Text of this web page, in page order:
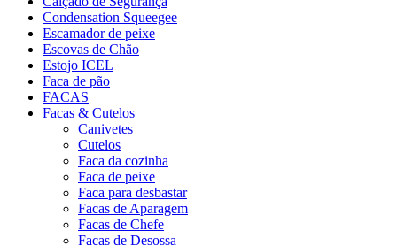
Condensation Squeegee
Escamador de peixe
Escovas de Chão
Estojo ICEL
Faca de pão
FACAS
Facas & Cutelos
Canivetes
Cutelos
Faca da cozinha
Faca de peixe
Faca para desbastar
Facas de Aparagem
Facas de Chefe
Facas de Desossa